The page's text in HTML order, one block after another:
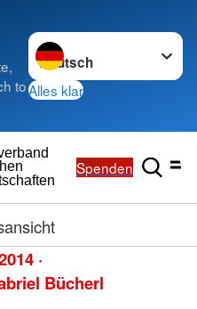
to
Sprache wechseln zu
Alles klar
Spenden
·
Bücherl